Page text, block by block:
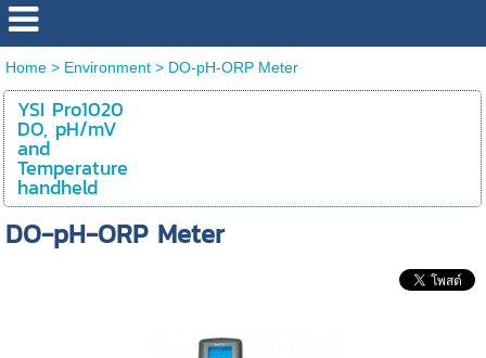
Home> Environment> DO-pH-ORP Meter
YSI Pro1020
DO, pH/mV
and
Temperature
handheld
DO-pH-ORP Meter